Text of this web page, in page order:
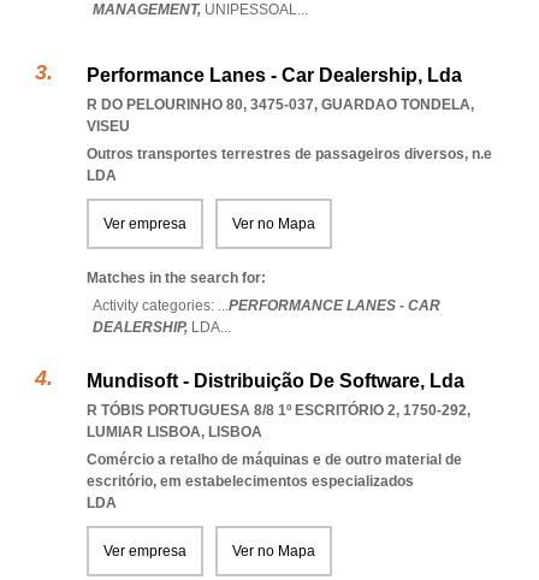
MANAGEMENT, UNIPESSOAL...
Performance Lanes - Car Dealership, Lda
R DO PELOURINHO 80, 3475-037, GUARDAO TONDELA,
VISEU
Outros transportes terrestres de passageiros diversos, n.e
LDA
Ver empresa Ver no Mapa
Matches in the search for:
Activity categories: ...PERFORMANCE LANES - CAR
DEALERSHIP, LDA...
Mundisoft - Distribuição De Software, Lda
R TÓBIS PORTUGUESA 8/8 1º ESCRITÓRIO 2, 1750-292,
LUMIAR LISBOA, LISBOA
Comércio a retalho de máquinas e de outro material de
escritório, em estabelecimentos especializados
LDA
Ver empresa Ver no Mapa